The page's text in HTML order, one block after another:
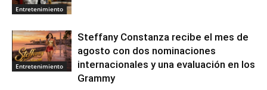
Entretenimiento
Entretenimiento
Steffany Constanza recibe el mes de
agosto con dos nominaciones
internacionales y una evaluación en los
Grammy